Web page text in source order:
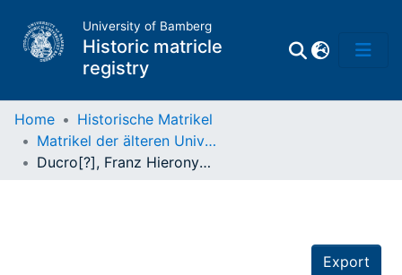
University of Bamberg
Historic matricle
registry
Matrikel
Home
Historische Matrikel
Matrikel der älteren Universität
Ducro[?], Franz Hieronymus
Export